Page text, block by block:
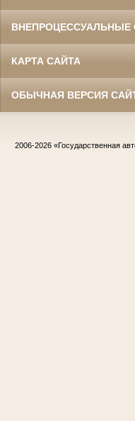
ВНЕПРОЦЕССУАЛЬНЫЕ
КАРТА САЙТА
ОБЫЧНАЯ ВЕРСИЯ
2006-2026 «Государственная